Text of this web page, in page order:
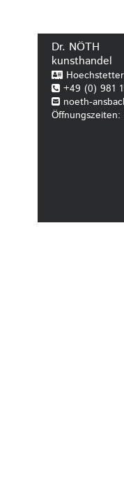
Dr. NÖTH
kunsthandel
+49 (0) 981
noeth-